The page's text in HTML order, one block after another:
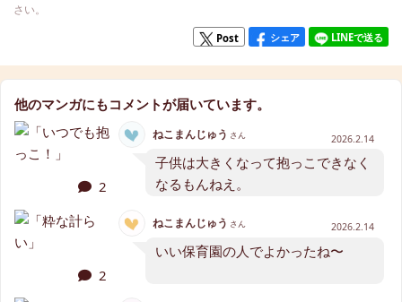
さい。
Post シェア LINEで送る
他のマンガにもコメントが届いています。
2
ねこまんじゅう さん 2026.2.14
子供は大きくなって抱っこできなく
なるもんねえ。
2
ねこまんじゅう さん 2026.2.14
いい保育園の人でよかったね〜